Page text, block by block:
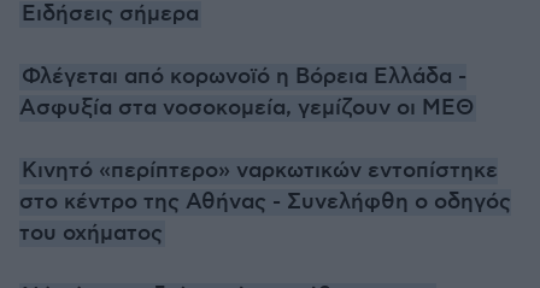
Ειδήσεις σήμερα
Φλέγεται από κορωνοϊό η Βόρεια Ελλάδα -
Ασφυξία στα νοσοκομεία, γεμίζουν οι ΜΕΘ
Κινητό «περίπτερο» ναρκωτικών εντοπίστηκε
στο κέντρο της Αθήνας - Συνελήφθη ο οδηγός
του οχήματος